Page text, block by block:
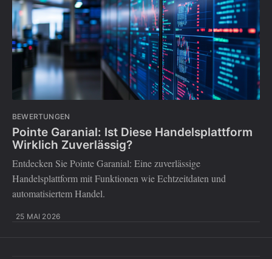
BEWERTUNGEN
Pointe Garanial: Ist Diese Handelsplattform
Wirklich Zuverlässig?
Entdecken Sie Pointe Garanial: Eine zuverlässige
Handelsplattform mit Funktionen wie Echtzeitdaten und
automatisiertem Handel.
25 MAI 2026